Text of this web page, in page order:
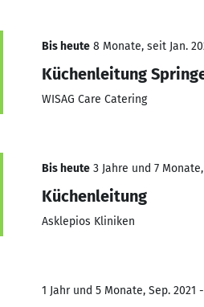
Bis heute 8 Monate, seit Jan.
Küchenleitung
WISAG Care Catering
Bis heute 3 Jahre und 7
Küchenleitung
Asklepios Kliniken
1 Jahr und 5 Monate, Sep. 2021